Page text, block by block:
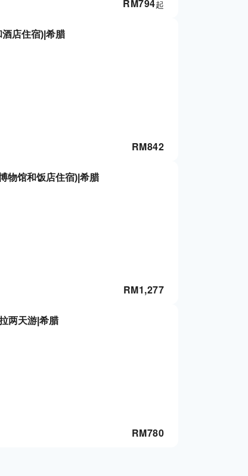
RM794起
店住宿)|希腊
RM842
物馆和饭店住宿)|希腊
RM1,277
两天游|希腊
RM780